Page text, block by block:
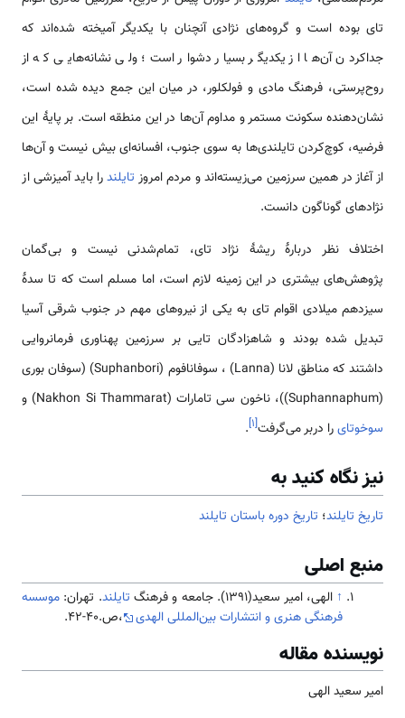
تای بوده است و گروه‌های نژادی آنچنان با یکدیگر آمیخته شده‌اند که
جداکردن آن‌ها از یکدیگر بسیار دشوار است؛ ولی نشانه‌هایی که از
روح‌پرستی، فرهنگ مادی و فولکلور، در میان این جمع دیده شده است،
نشان‌دهنده سکونت مستمر و مداوم آن‌ها در این منطقه است. بر پایهٔ این
فرضیه، کوچ‌کردن تایلندی‌ها به سوی جنوب، افسانه‌ای بیش نیست و آن‌ها
از آغاز در همین سرزمین می‌زیسته‌اند و مردم امروز تایلندرا باید آمیزشی از
نژادهای گوناگون دانست.
اختلاف نظر دربارهٔ ریشهٔ نژاد تای، تمام‌شدنی نیست و بی‌گمان
پژوهش‌های بیشتری در این زمینه لازم است، اما مسلم است که تا سدهٔ
سیزدهم میلادی اقوام تای به یکی از نیروهای مهم در جنوب شرقی آسیا
تبدیل شده بودند و شاهزادگان تایی بر سرزمین پهناوری فرمانروایی
داشتند که مناطق لانا (Lanna) ، سوفانافوم (Suphanbori) (سوفان بوری
(Suphannaphum))، ناخون سی تامارات (Nakhon Si Thammarat) و
سوخوتایرا دربر می‌گرفت[۱]
.
نیز نگاه کنید به
تاریخ تایلند؛ تاریخ دوره باستان تایلند
منبع اصلی
↑ الهی، امیر سعید(1391). جامعه و فرهنگ تایلند. تهران: موسسه
فرهنگی هنری و انتشارات بین‌المللی الهدی
،ص.40-42.
نویسنده مقاله
امیر سعید الهی